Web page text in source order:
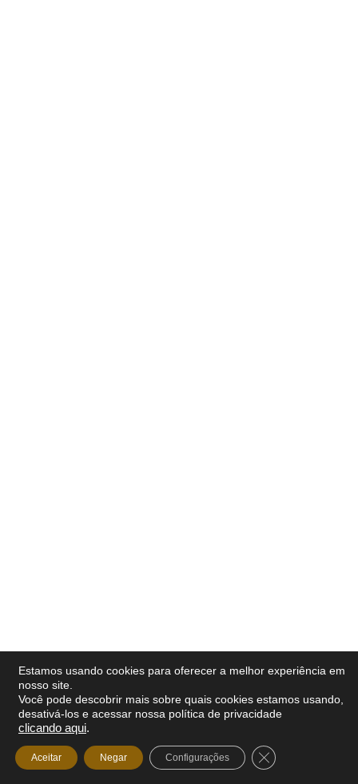
Estamos usando cookies para oferecer a melhor experiência em
nosso site.
Você pode descobrir mais sobre quais cookies estamos usando,
desativá-los e acessar nossa política de privacidade
clicando aqui.
Aceitar Negar Configurações Close GDPR